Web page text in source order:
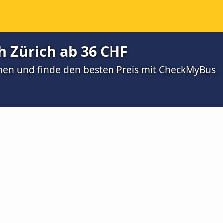
Zürich ab 36 CHF
und finde den besten Preis mit CheckMyBus